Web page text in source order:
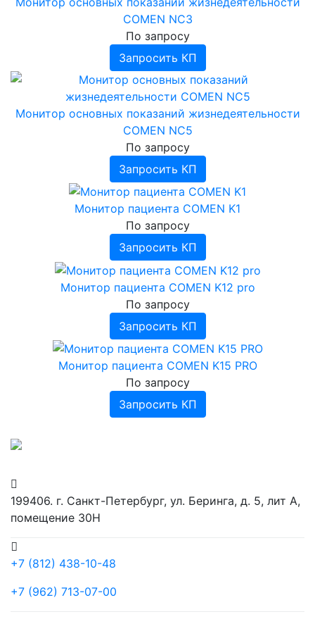
COMEN NC3
По запросу
Запросить КП
Монитор основных показаний жизнедеятельности
COMEN NC5
По запросу
Запросить КП
Монитор пациента COMEN K1
По запросу
Запросить КП
Монитор пациента COMEN K12 pro
По запросу
Запросить КП
Монитор пациента COMEN K15 PRO
По запросу
Запросить КП
199406. г. Санкт-Петербург, ул. Беринга, д. 5, лит А,
помещение 30Н
+7 (812) 438-10-48
+7 (962) 713-07-00